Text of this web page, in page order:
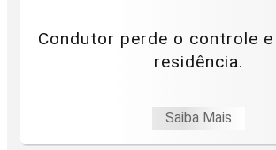
Condutor perde o controle
residência.
Saiba Mais